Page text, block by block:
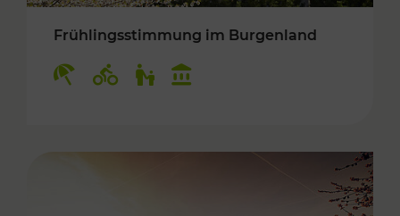
Frühlingsstimmung im Burgenland